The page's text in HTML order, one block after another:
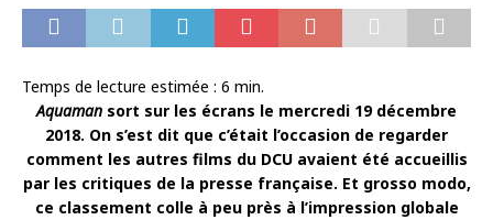
Temps de lecture estimée : 6 min.
Aquaman sort sur les écrans le mercredi 19 décembre
2018. On s’est dit que c’était l’occasion de regarder
comment les autres films du DCU avaient été accueillis
par les critiques de la presse française. Et grosso modo,
ce classement colle à peu près à l’impression globale